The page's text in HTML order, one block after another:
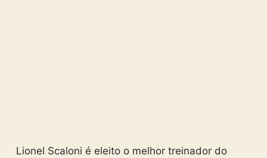
Lionel Scaloni é eleito o melhor treinador do